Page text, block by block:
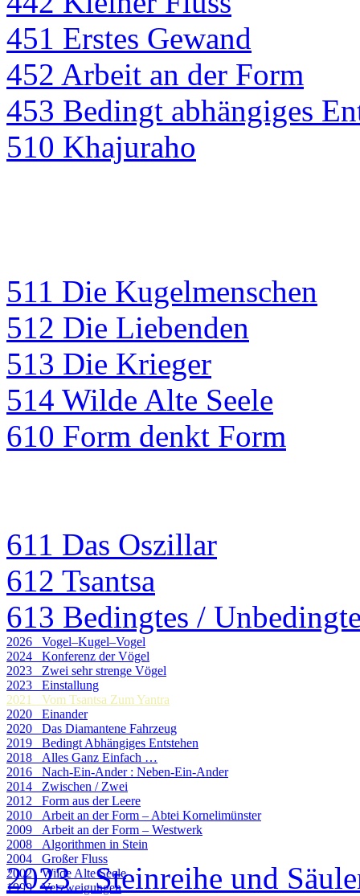
451 Erstes Gewand
452 Arbeit an der Form
453 Bedingt abhängiges
510 Khajuraho
511 Die Kugelmenschen
512 Die Liebenden
513 Die Krieger
514 Wilde Alte Seele
610 Form denkt Form
611 Das Oszillar
612 Tsantsa
613 Bedingtes /
2026 Vogel–Kugel–Vogel
2024 Konferenz der Vögel
2023 Zwei sehr strenge Vögel
2023 Einstallung
2021 Vom Tsantsa Zum Yantra
2020 Einander
2020 Das Diamantene Fahrzeug
2019 Bedingt Abhängiges Entstehen
2018 Alles Ganz Einfach …
2016 Nach-Ein-Ander : Neben-Ein-Ander
2014 Zwischen / Zwei
2012 Form aus der Leere
2010 Arbeit an der Form – Abtei Kornelimünster
2009 Arbeit an der Form – Westwerk
2008 Algorithmen in Stein
2004 Großer Fluss
2002 Wilde Alte Seele
1999 Verzweigungen
2023 Steinreihe und